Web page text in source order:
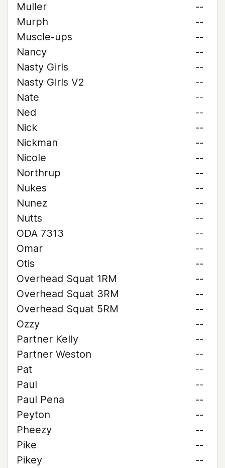
Muller
--
Murph
--
Muscle-ups
--
Nancy
--
Nasty Girls
--
Nasty Girls V2
--
Nate
--
Ned
--
Nick
--
Nickman
--
Nicole
--
Northrup
--
Nukes
--
Nunez
--
Nutts
--
ODA 7313
--
Omar
--
Otis
--
Overhead Squat 1RM
--
Overhead Squat 3RM
--
Overhead Squat 5RM
--
Ozzy
--
Partner Kelly
--
Partner Weston
--
Pat
--
Paul
--
Paul Pena
--
Peyton
--
Pheezy
--
Pike
--
Pikey
--